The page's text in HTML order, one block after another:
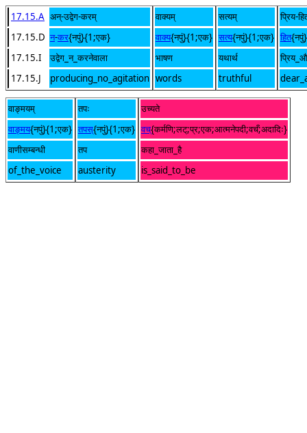
17.15.A अन्-उद्वेग-करम्
17.15.D न-कर{नपुं}{1;एक}
17.15.I
उद्वेग_न_करनेवाला
17.15.J
producing_no_agitation
वाक्यम्
वाक्य{नपुं}{1;एक}
भाषण
words
सत्यम्
सत्य{नपुं}{1;एक}
यथार्थ
truthful
प्रिय-
हित
वाङ्मयम्
वाङ्मय{नपुं}{1;एक}
वाणीसम्बन्धी
of_the_voice
तपः
तपस्{नपुं}{1;एक}
तप
austerity
उच्यते
वच्{कर्मणि;लट्;प्र;एक;आत्मनेपदी;वचँ;अदादिः}
कहा_जाता_है
is_said_to_be